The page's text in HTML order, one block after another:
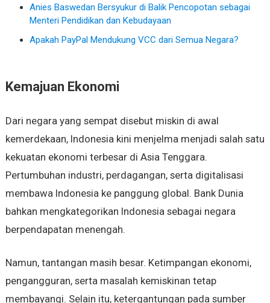
Anies Baswedan Bersyukur di Balik Pencopotan sebagai
Menteri Pendidikan dan Kebudayaan
Apakah PayPal Mendukung VCC dari Semua Negara?
Kemajuan Ekonomi
Dari negara yang sempat disebut miskin di awal
kemerdekaan, Indonesia kini menjelma menjadi salah satu
kekuatan ekonomi terbesar di Asia Tenggara.
Pertumbuhan industri, perdagangan, serta digitalisasi
membawa Indonesia ke panggung global. Bank Dunia
bahkan mengkategorikan Indonesia sebagai negara
berpendapatan menengah.
Namun, tantangan masih besar. Ketimpangan ekonomi,
pengangguran, serta masalah kemiskinan tetap
membayangi. Selain itu, ketergantungan pada sumber